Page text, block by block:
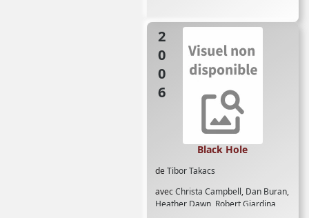
2006
deTibor Takacs
avecChrista Campbell, Dan Buran,
Heather Dawn, Robert Giardina
Black Hole